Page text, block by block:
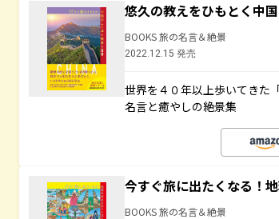
悠久の教えをひもとく中
BOOKS 旅の名言＆絶景
2022.12.15 発売
世界を４０年以上歩いてきた
名言と癒やしの絶景集
今すぐ旅に出たくなる！
BOOKS 旅の名言＆絶景